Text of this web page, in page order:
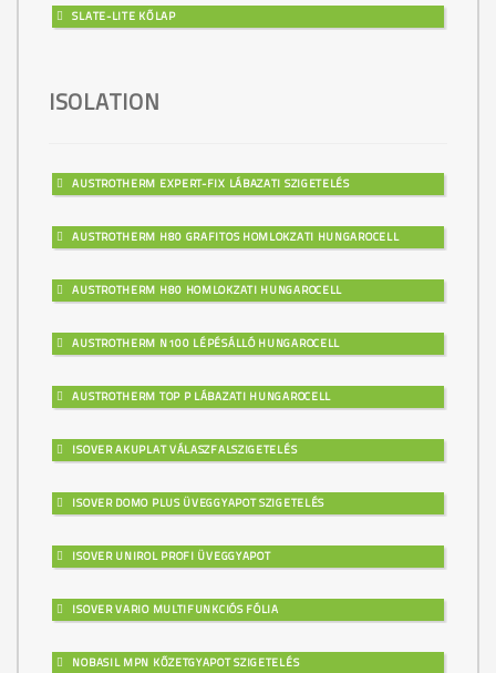
SLATE-LITE KŐLAP
ISOLATION
AUSTROTHERM EXPERT-FIX LÁBAZATI SZIGETELÉS
AUSTROTHERM H80 GRAFITOS HOMLOKZATI HUNGAROCELL
AUSTROTHERM H80 HOMLOKZATI HUNGAROCELL
AUSTROTHERM N100 LÉPÉSÁLLÓ HUNGAROCELL
AUSTROTHERM TOP P LÁBAZATI HUNGAROCELL
ISOVER AKUPLAT VÁLASZFALSZIGETELÉS
ISOVER DOMO PLUS ÜVEGGYAPOT SZIGETELÉS
ISOVER UNIROL PROFI ÜVEGGYAPOT
ISOVER VARIO MULTIFUNKCIÓS FÓLIA
NOBASIL MPN KŐZETGYAPOT SZIGETELÉS